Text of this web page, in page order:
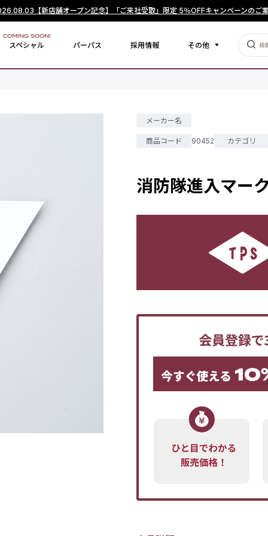
【新店舗オープン記念】「ご来社受取」限定 5％OFFキャンペーンのご
スペシャル
COMING SOON!
パーパス 採用情報 その他
メーカー名
商品コード 90452 カテゴリ
消防隊進入マー